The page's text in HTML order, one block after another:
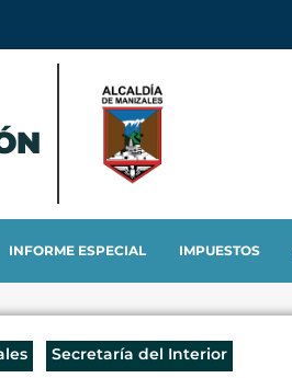
INFORME ESPECIAL IMPUESTOS
Secretaría del Interior